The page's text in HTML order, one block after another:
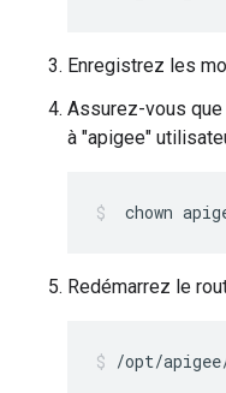
Enregistrez les
Assurez-vous
à "apigee"
chown
Redémarrez le
/opt/